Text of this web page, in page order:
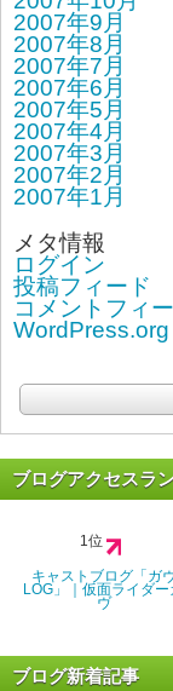
2007年9月
2007年8月
2007年7月
2007年6月
2007年5月
2007年4月
2007年3月
2007年2月
2007年1月
メタ情報
ログイン
投稿フィード
コメントフィ
WordPress.org
ブログアクセスラ
1位
キャストブログ「ガ
LOG」｜仮面ライダー
ヴ
ブログ新着記事